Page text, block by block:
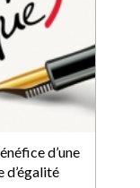
d’une
d’égalité